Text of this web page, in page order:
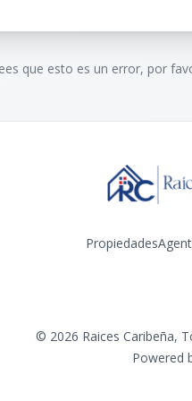
que esto es un error, por
Propiedades
© 2026 Raices Caribeña,
Powered